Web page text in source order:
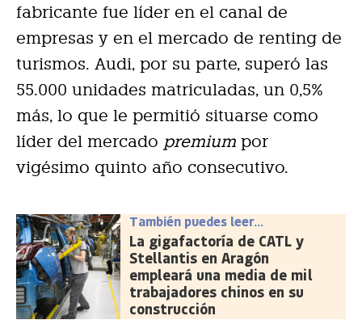
fabricante fue líder en el canal de
empresas y en el mercado de renting de
turismos. Audi, por su parte, superó las
55.000 unidades matriculadas, un 0,5%
más, lo que le permitió situarse como
líder del mercado premium por
vigésimo quinto año consecutivo.
También puedes leer...
La gigafactoría de CATL y
Stellantis en Aragón
empleará una media de mil
trabajadores chinos en su
construcción